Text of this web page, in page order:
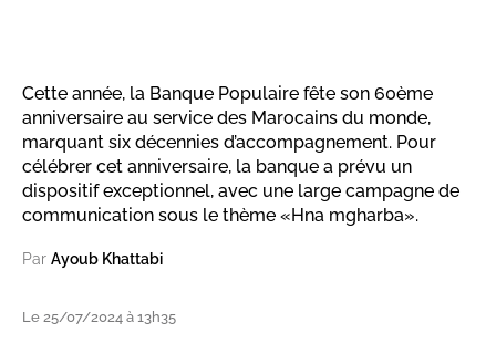
Cette année, la Banque Populaire fête son 60ème
anniversaire au service des Marocains du monde,
marquant six décennies d’accompagnement. Pour
célébrer cet anniversaire, la banque a prévu un
dispositif exceptionnel, avec une large campagne de
communication sous le thème «Hna mgharba».
Par Ayoub Khattabi
Le 25/07/2024 à 13h35